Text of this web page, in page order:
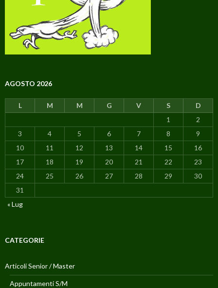
AGOSTO 2026
L M M G V S
D
1
2
3
4 5 6 7 8
9
10
11 12 13 14 15
16
17
18 19 20 21 22
23
24
25 26 27 28 29
30
31
« Lug
CATEGORIE
Articoli Senior / Master
Appuntamenti S/M